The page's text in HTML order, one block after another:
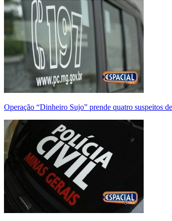
Operação “Dinheiro Sujo” prende quatro suspeitos